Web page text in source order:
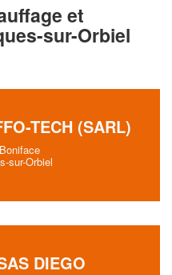
et
sur-Orbiel
TECH (SARL)
sur-Orbiel
DIEGO